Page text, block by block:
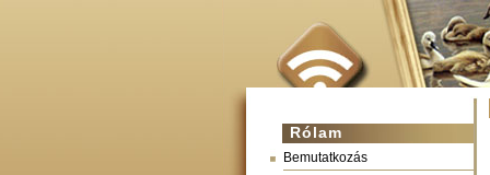
Rólam
Bemutatkozás